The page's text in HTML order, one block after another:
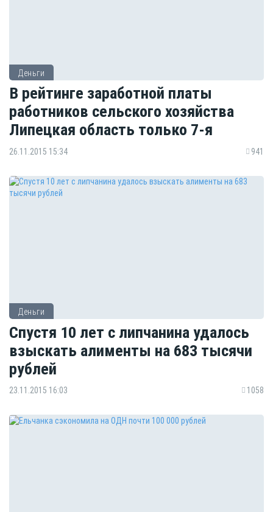
Деньги
В рейтинге заработной платы
работников сельского хозяйства
Липецкая область только 7-я
26.11.2015 15:34 941
Деньги
Спустя 10 лет с липчанина удалось
взыскать алименты на 683 тысячи
рублей
23.11.2015 16:03 1058